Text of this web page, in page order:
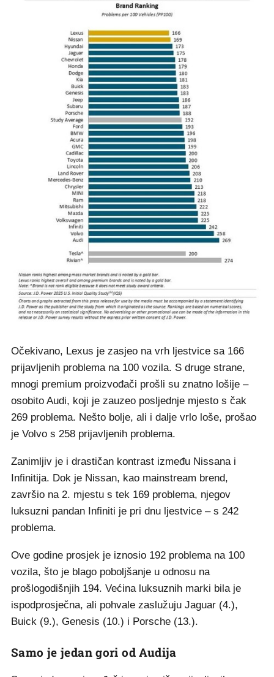
Očekivano, Lexus je zasjeo na vrh ljestvice sa 166
prijavljenih problema na 100 vozila. S druge strane,
mnogi premium proizvođači prošli su znatno lošije –
osobito Audi, koji je zauzeo posljednje mjesto s čak
269 problema. Nešto bolje, ali i dalje vrlo loše, prošao
je Volvo s 258 prijavljenih problema.
Zanimljiv je i drastičan kontrast između Nissana i
Infinitija. Dok je Nissan, kao mainstream brend,
završio na 2. mjestu s tek 169 problema, njegov
luksuzni pandan Infiniti je pri dnu ljestvice – s 242
problema.
Ove godine prosjek je iznosio 192 problema na 100
vozila, što je blago poboljšanje u odnosu na
prošlogodišnjih 194. Većina luksuznih marki bila je
ispodprosječna, ali pohvale zaslužuju Jaguar (4.),
Buick (9.), Genesis (10.) i Porsche (13.).
Samo je jedan gori od Audija